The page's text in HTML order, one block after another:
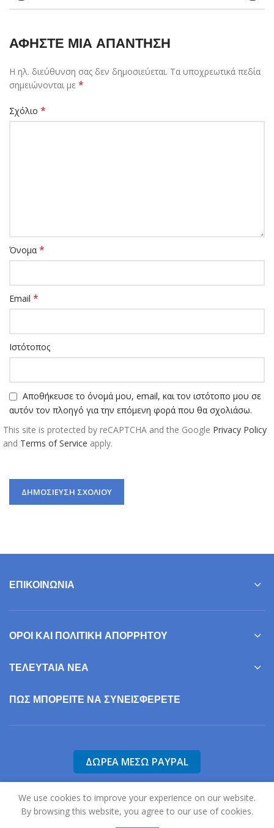
ΑΦΉΣΤΕ ΜΙΑ ΑΠΆΝΤΗΣΗ
Η ηλ. διεύθυνση σας δεν δημοσιεύεται. Τα υποχρεωτικά πεδία
σημειώνονται με *
Σχόλιο *
Όνομα *
Email *
Ιστότοπος
Αποθήκευσε το όνομά μου, email, και τον ιστότοπο μου σε
αυτόν τον πλοηγό για την επόμενη φορά που θα σχολιάσω.
This site is protected by reCAPTCHA and the Google Privacy Policy
and Terms of Service apply.
ΕΠΙΚΟΙΝΩΝΊΑ
ΌΡΟΙ ΚΑΙ ΠΟΛΙΤΙΚΉ ΑΠΟΡΡΉΤΟΥ
ΤΕΛΕΥΤΑΊΑ ΝΈΑ
ΠΩΣ ΜΠΟΡΕΊΤΕ ΝΑ ΣΥΝΕΙΣΦΕΡΕΤΕ
We use cookies to improve your experience on our website.
By browsing this website, you agree to our use of cookies.